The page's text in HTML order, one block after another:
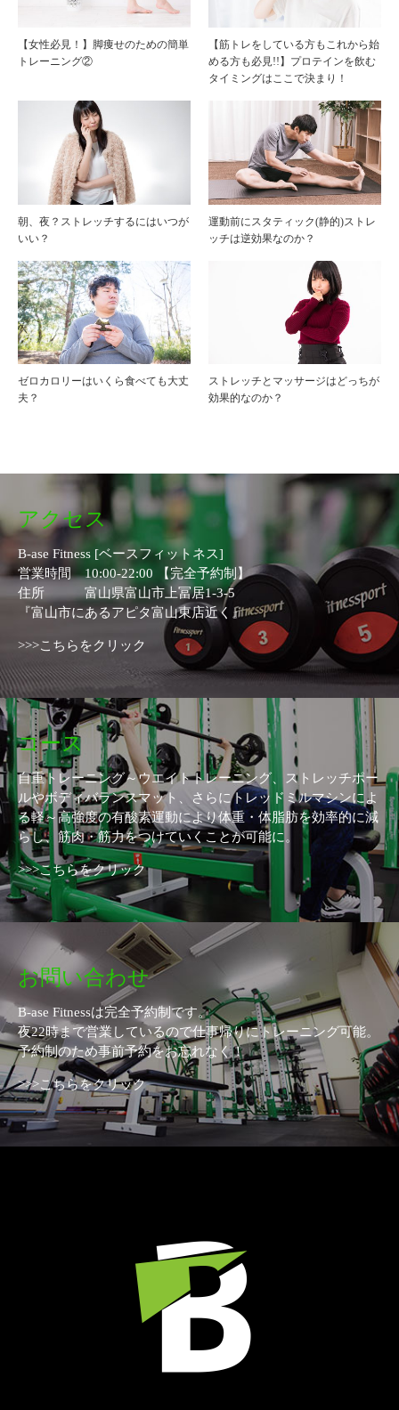
【女性必見！】脚痩せのための簡単
トレーニング②
【筋トレをしている方もこれから始
める方も必見!!】プロテインを飲む
タイミングはここで決まり！
朝、夜？ストレッチするにはいつが
いい？
運動前にスタティック(静的)ストレ
ッチは逆効果なのか？
ゼロカロリーはいくら食べても大丈
夫？
ストレッチとマッサージはどっちが
効果的なのか？
アクセス
B-ase Fitness [ベースフィットネス]
営業時間 10:00-22:00 【完全予約制】
住所 富山県富山市上冨居1-3-5
『富山市にあるアピタ富山東店近く』
>>>こちらをクリック
コース
自重トレーニング～ウエイトトレーニング、ストレッチポー
ルやボディバランスマット、さらにトレッドミルマシンによ
る軽～高強度の有酸素運動により体重・体脂肪を効率的に減
らし、筋肉・筋力をつけていくことが可能に。
>>>こちらをクリック
お問い合わせ
B-ase Fitnessは完全予約制です。
夜22時まで営業しているので仕事帰りにトレーニング可能。
予約制のため事前予約をお忘れなく！
>>>こちらをクリック